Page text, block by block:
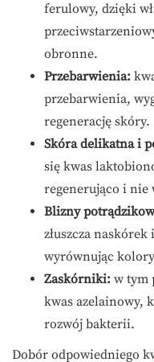
ferulowy, dzięki
obronne.
Przebarwienia:
przebarwienia,
regenerację skóry.
Skóra delikatna i
się kwas
regenerująco i nie
Blizny
złuszcza
wyrównując
Zaskórniki: w tym
kwas azelainowy,
rozwój bakterii.
Dobór odpowiedniego